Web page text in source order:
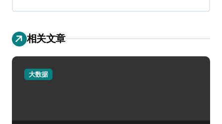
相关文章
大数据